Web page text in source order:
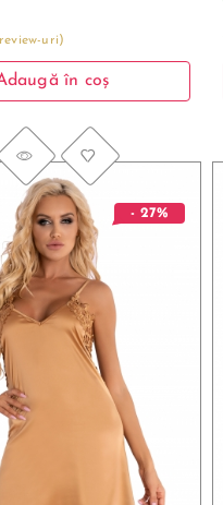
uri)
în coș
- 27%